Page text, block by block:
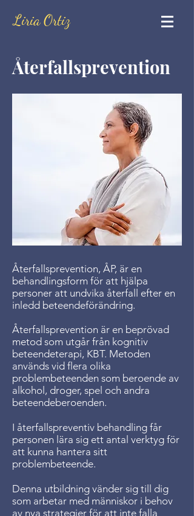
Liria Ortiz
Återfallsprevention
Återfallsprevention, ÅP, är en
behandlingsform för att hjälpa
personer att undvika återfall efter en
inledd beteendeförändring.
Återfallsprevention är en beprövad
metod som utgår från kognitiv
beteendeterapi, KBT. Metoden
används vid flera olika
problembeteenden som beroende av
alkohol, droger, spel och andra
beteendeberoenden.
I återfallspreventiv behandling får
personen lära sig ett antal verktyg för
att kunna hantera sitt
problembeteende.
Denna utbildning vänder sig till dig
som arbetar med människor i behov
av nya strategier för att inte falla